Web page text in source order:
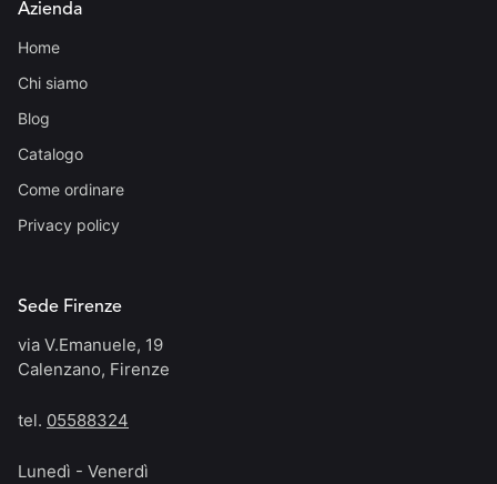
Azienda
Home
Chi siamo
Blog
Catalogo
Come ordinare
Privacy policy
Sede Firenze
via V.Emanuele, 19
Calenzano, Firenze
tel. 05588324
Lunedì - Venerdì